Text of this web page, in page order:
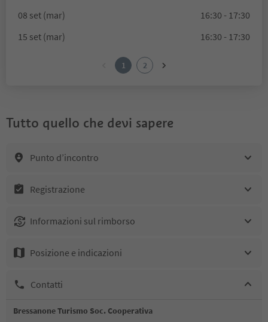
08 set (mar)
16:30 - 17:30
15 set (mar)
16:30 - 17:30
1 2
Tutto quello che devi sapere
Punto d’incontro
Registrazione
Informazioni sul rimborso
Posizione e indicazioni
Contatti
Bressanone Turismo Soc. Cooperativa